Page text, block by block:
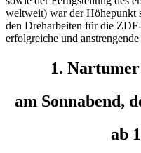
weltweit) war der Höhepunkt
den Dreharbeiten für die
erfolgreiche und
1.
am Sonnabend,
ab